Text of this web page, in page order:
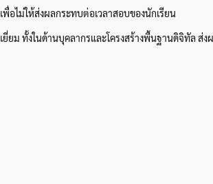
อไม่ให้ส่งผลกระทบต่อเวลาสอบของนักเรียน
ม ทั้งในด้านบุคลากรและโครงสร้างพื้นฐานดิจิทัล ส่ง